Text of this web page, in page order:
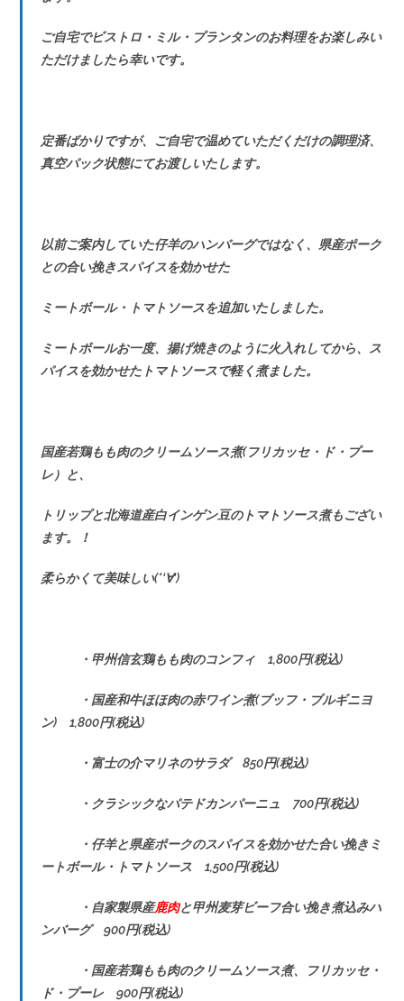
ご自宅でビストロ・ミル・プランタンのお料理をお楽しみい
ただけましたら幸いです。
定番ばかりですが、ご自宅で温めていただくだけの調理済、
真空パック状態にてお渡しいたします。
以前ご案内していた仔羊のハンバーグではなく、県産ポーク
との合い挽きスパイスを効かせた
ミートボール・トマトソースを追加いたしました。
ミートボールお一度、揚げ焼きのように火入れしてから、ス
パイスを効かせたトマトソースで軽く煮ました。
国産若鶏もも肉のクリームソース煮(フリカッセ・ド・プー
レ）と、
トリップと北海道産白インゲン豆のトマトソース煮もござい
ます。！
柔らかくて美味しい(*‘∀‘)
・甲州信玄鶏もも肉のコンフィ 1,800円(税込)
・国産和牛ほほ肉の赤ワイン煮(ブッフ・ブルギニヨ
ン) 1,800円(税込)
・富士の介マリネのサラダ 850円(税込)
・クラシックなパテドカンパーニュ 700円(税込)
・仔羊と県産ポークのスパイスを効かせた合い挽きミ
ートボール・トマトソース 1,500円(税込)
・自家製県産鹿肉と甲州麦芽ビーフ合い挽き煮込みハ
ンバーグ 900円(税込)
・国産若鶏もも肉のクリームソース煮、フリカッセ・
ド・プーレ 900円(税込)